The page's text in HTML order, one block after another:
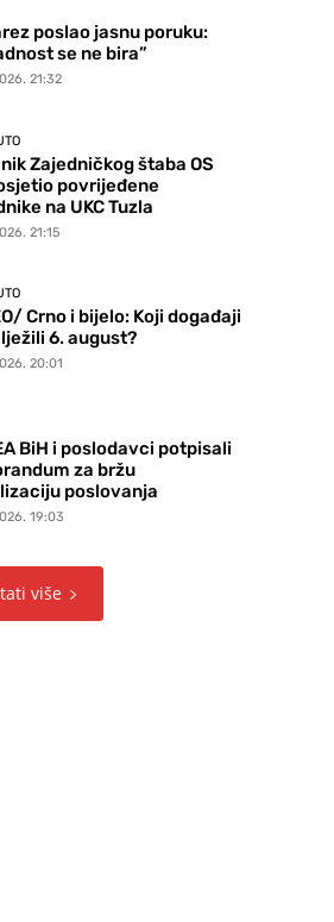
poslao jasnu poruku:
se ne bira”
21:32
Zajedničkog štaba OS
povrijeđene
na UKC Tuzla
21:15
Crno i bijelo: Koji događaji
6. august?
20:01
BiH i poslodavci potpisali
za bržu
poslovanja
19:03
više